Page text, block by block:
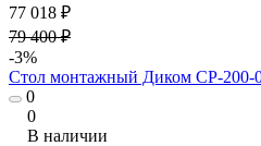
77 018 ₽
79 400 ₽
-3%
Стол монтажный Диком СР-
0
0
В наличии